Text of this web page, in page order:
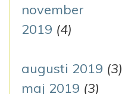
november
2019 (4)
augusti 2019 (3)
maj 2019 (3)